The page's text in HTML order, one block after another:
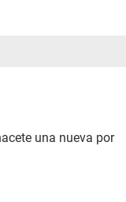
una nueva por